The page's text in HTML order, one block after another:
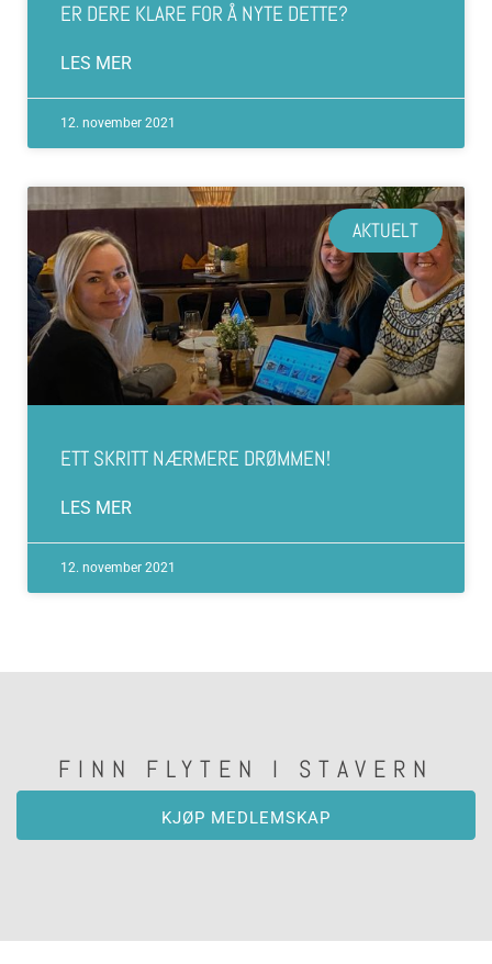
ER DERE KLARE FOR Å NYTE DETTE?
LES MER
12. november 2021
AKTUELT
ETT SKRITT NÆRMERE DRØMMEN!
LES MER
12. november 2021
FINN FLYTEN I STAVERN
KJØP MEDLEMSKAP